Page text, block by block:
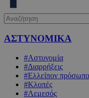
ΑΣΤΥΝΟΜΙΚΑ
#Αστυνομία
#Διαρρήξεις
#Ελλείπον πρόσωπο
#Κλοπές
#Λεμεσός